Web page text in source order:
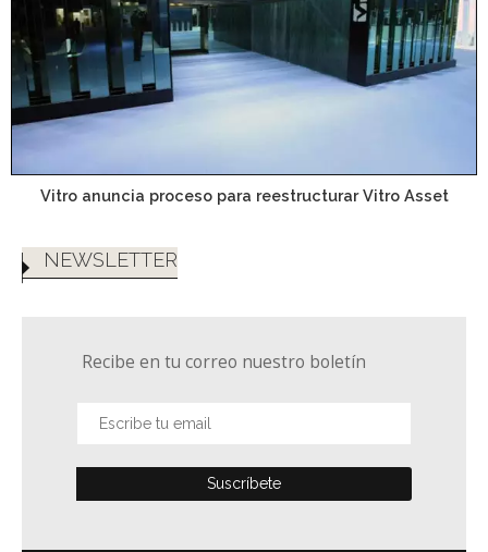
Vitro anuncia proceso para reestructurar Vitro Asset
NEWSLETTER
Recibe en tu correo nuestro boletín